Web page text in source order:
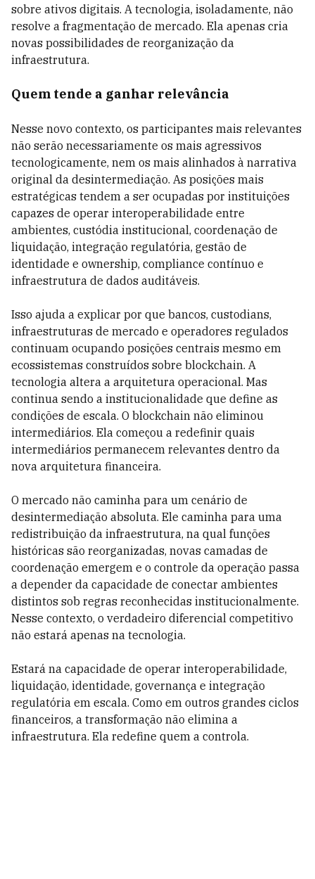
sobre ativos digitais. A tecnologia, isoladamente, não
resolve a fragmentação de mercado. Ela apenas cria
novas possibilidades de reorganização da
infraestrutura.
Quem tende a ganhar relevância
Nesse novo contexto, os participantes mais relevantes
não serão necessariamente os mais agressivos
tecnologicamente, nem os mais alinhados à narrativa
original da desintermediação. As posições mais
estratégicas tendem a ser ocupadas por instituições
capazes de operar interoperabilidade entre
ambientes, custódia institucional, coordenação de
liquidação, integração regulatória, gestão de
identidade e ownership, compliance contínuo e
infraestrutura de dados auditáveis.
Isso ajuda a explicar por que bancos, custodians,
infraestruturas de mercado e operadores regulados
continuam ocupando posições centrais mesmo em
ecossistemas construídos sobre blockchain. A
tecnologia altera a arquitetura operacional. Mas
continua sendo a institucionalidade que define as
condições de escala. O blockchain não eliminou
intermediários. Ela começou a redefinir quais
intermediários permanecem relevantes dentro da
nova arquitetura financeira.
O mercado não caminha para um cenário de
desintermediação absoluta. Ele caminha para uma
redistribuição da infraestrutura, na qual funções
históricas são reorganizadas, novas camadas de
coordenação emergem e o controle da operação passa
a depender da capacidade de conectar ambientes
distintos sob regras reconhecidas institucionalmente.
Nesse contexto, o verdadeiro diferencial competitivo
não estará apenas na tecnologia.
Estará na capacidade de operar interoperabilidade,
liquidação, identidade, governança e integração
regulatória em escala. Como em outros grandes ciclos
financeiros, a transformação não elimina a
infraestrutura. Ela redefine quem a controla.